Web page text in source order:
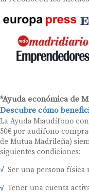
*Ayuda económica de
Descubre cómo
La Ayuda Miaudífono
50€ por audífono
de Mutua Madrileña)
siguientes condiciones:
Ser una persona física
Tener una cuenta